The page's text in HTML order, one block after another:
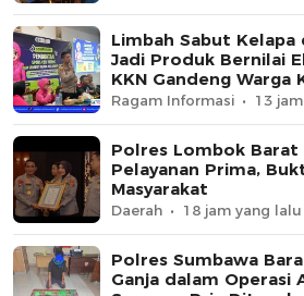
Limbah Sabut
Jadi Produk Bernilai
KKN Gandeng Warga
Ragam Informasi 13
Polres Lombok Barat
Pelayanan Prima,
Masyarakat
Daerah 18 jam yang lalu
Polres Sumbawa
Ganja dalam Operasi